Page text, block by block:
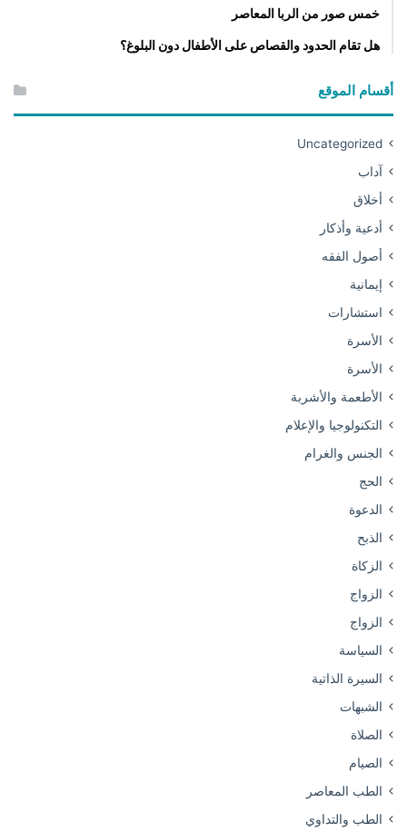
خمس صور من الربا المعاصر
هل تقام الحدود والقصاص على الأطفال دون البلوغ؟
أقسام الموقع
Uncategorized
آداب
أخلاق
أدعية وأذكار
أصول الفقه
إيمانية
استشارات
الأسرة
الأسرة
الأطعمة والأشربة
التكنولوجيا والإعلام
الجنس والغرام
الحج
الدعوة
الذبح
الزكاة
الزواج
الزواج
السياسة
السيرة الذاتية
الشبهات
الصلاة
الصيام
الطب المعاصر
الطب والتداوي